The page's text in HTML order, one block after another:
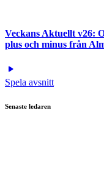
Veckans Aktuellt v26:
plus och minus från
Spela avsnitt
Senaste ledaren